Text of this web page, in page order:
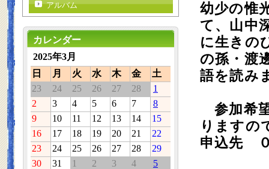
幼少の惟
て、山中
に生きの
の孫・渡
語を読み
参加希
りますの
申込先
アルバム
カレンダー
2025年3月
日
月 火 水 木 金
土
23
24 25 26 27 28
1
2
3 4 5 6 7
8
9
10 11 12 13 14
15
16
17 18 19 20 21
22
23
24 25 26 27 28
29
30
31 1 2 3 4 5